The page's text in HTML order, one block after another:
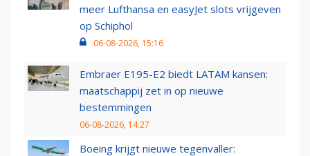
meer Lufthansa en easyJet slots vrijgeven
op Schiphol
06-08-2026, 15:16
Embraer E195-E2 biedt LATAM kansen:
maatschappij zet in op nieuwe
bestemmingen
06-08-2026, 14:27
Boeing krijgt nieuwe tegenvaller: